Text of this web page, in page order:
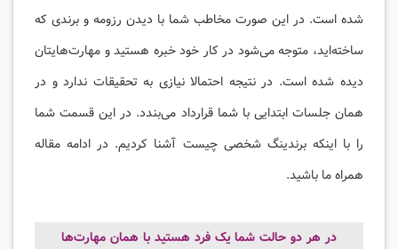
شده است. در این صورت مخاطب شما با دیدن رزومه و برندی که
ساخته‌اید، متوجه می‌شود در کار خود خبره هستید و مهارت‌هایتان
دیده شده است. در نتیجه احتمالا نیازی به تحقیقات ندارد و در
همان جلسات ابتدایی با شما قرارداد می‌بندد. در این قسمت شما
را با اینکه برندینگ شخصی چیست آشنا کردیم. در ادامه مقاله
همراه ما باشید.
در هر دو حالت شما یک فرد هستید با همان مهارت‌ها